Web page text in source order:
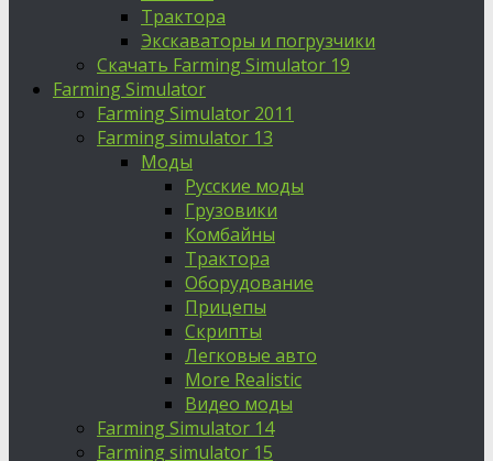
Трактора
Экскаваторы и погрузчики
Скачать Farming Simulator 19
Farming Simulator
Farming Simulator 2011
Farming simulator 13
Моды
Русские моды
Грузовики
Комбайны
Трактора
Оборудование
Прицепы
Скрипты
Легковые авто
More Realistic
Видео моды
Farming Simulator 14
Farming simulator 15